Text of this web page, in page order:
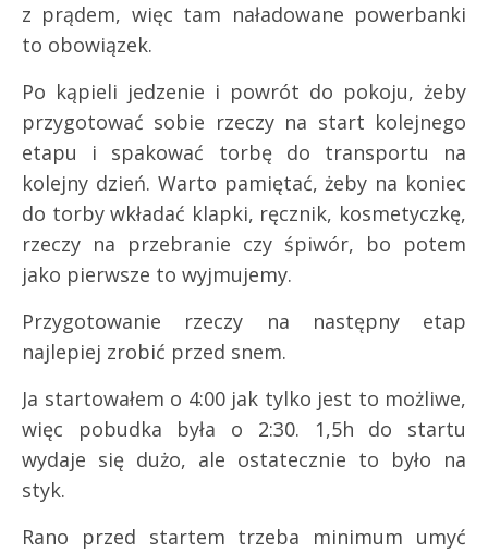
z prądem, więc tam naładowane powerbanki
to obowiązek.
Po kąpieli jedzenie i powrót do pokoju, żeby
przygotować sobie rzeczy na start kolejnego
etapu i spakować torbę do transportu na
kolejny dzień. Warto pamiętać, żeby na koniec
do torby wkładać klapki, ręcznik, kosmetyczkę,
rzeczy na przebranie czy śpiwór, bo potem
jako pierwsze to wyjmujemy.
Przygotowanie rzeczy na następny etap
najlepiej zrobić przed snem.
Ja startowałem o 4:00 jak tylko jest to możliwe,
więc pobudka była o 2:30. 1,5h do startu
wydaje się dużo, ale ostatecznie to było na
styk.
Rano przed startem trzeba minimum umyć